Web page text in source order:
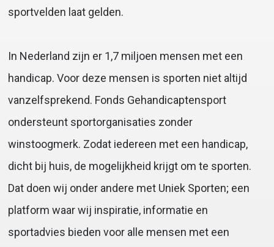
sportvelden laat gelden.
In Nederland zijn er 1,7 miljoen mensen met een
handicap. Voor deze mensen is sporten niet altijd
vanzelfsprekend. Fonds Gehandicaptensport
ondersteunt sportorganisaties zonder
winstoogmerk. Zodat iedereen met een handicap,
dicht bij huis, de mogelijkheid krijgt om te sporten.
Dat doen wij onder andere met Uniek Sporten; een
platform waar wij inspiratie, informatie en
sportadvies bieden voor alle mensen met een